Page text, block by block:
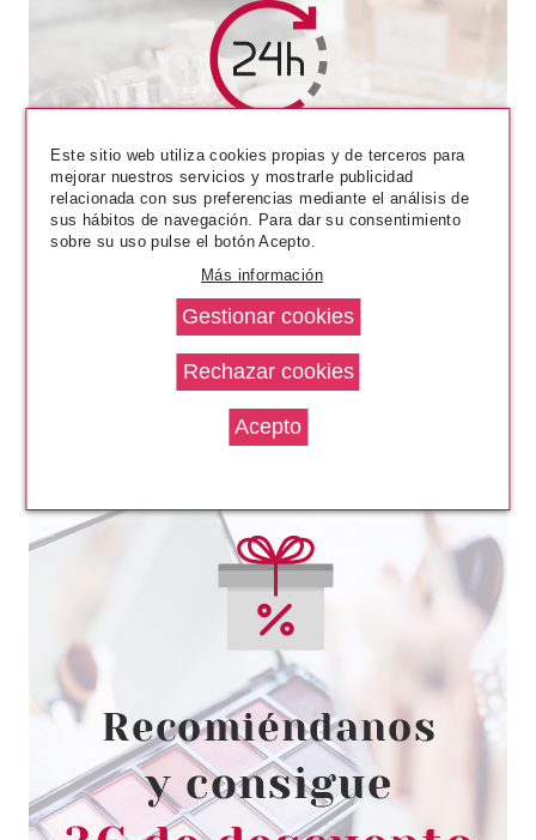
ANNE MOLLER ROSAGE
BALANCE REPARING RICH
CREAM SPF 15 50 ML SET
REGALO
Pvr 46.00€
-35%
desde
29.90€
CLARINS
CLARINS BAUME BEAUTE
ECLAIR 50 ML
-39%
desde
25.95€
Este sitio web utiliza cookies propias y de terceros para
mejorar nuestros servicios y mostrarle publicidad
relacionada con sus preferencias mediante el análisis de
sus hábitos de navegación. Para dar su consentimiento
sobre su uso pulse el botón Acepto.
Más información